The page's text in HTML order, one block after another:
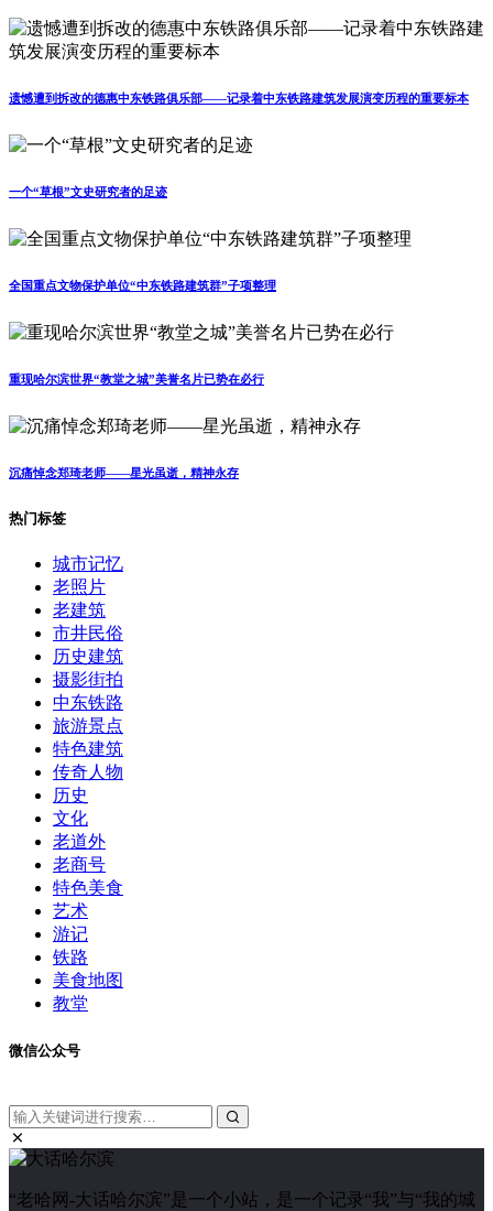
遗憾遭到拆改的德惠中东铁路俱乐部——记录着中东铁路建筑发展演变历程的重要标本
一个“草根”文史研究者的足迹
全国重点文物保护单位“中东铁路建筑群”子项整理
重现哈尔滨世界“教堂之城”美誉名片已势在必行
沉痛悼念郑琦老师——星光虽逝，精神永存
热门标签
城市记忆
老照片
老建筑
市井民俗
历史建筑
摄影街拍
中东铁路
旅游景点
特色建筑
传奇人物
历史
文化
老道外
老商号
特色美食
艺术
游记
铁路
美食地图
教堂
微信公众号
“老哈网-大话哈尔滨”是一个小站，是一个记录“我”与“我的城